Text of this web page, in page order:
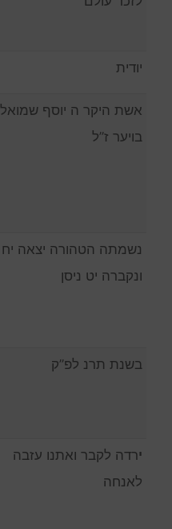
יודית
אשת היקר ה יוסף שמואל
בויער ז”ל
נשמתה הטהורה יצאה יח
ונקברה יט ניסן
בשנת תרנ לפ”ק
ירדה לקבר ואתנו עזבה
לאנחה